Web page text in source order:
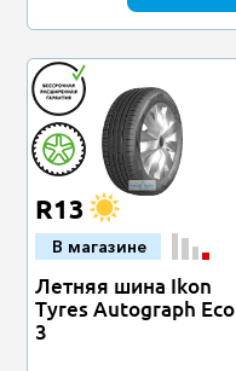
R13
В магазине
Летняя шина Ikon
Tyres Autograph Eco
3